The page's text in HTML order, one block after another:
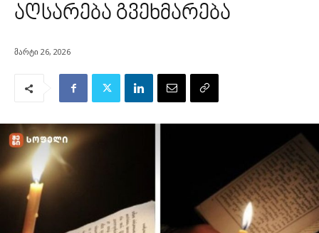
აღსარება გვეხმარება
მარტი 26, 2026